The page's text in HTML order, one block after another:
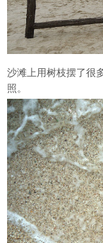
沙滩上用树枝摆了很
照。